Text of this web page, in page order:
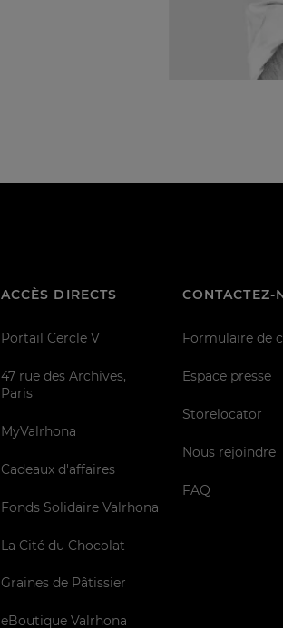
ACCÈS DIRECTS
Portail Cercle V
47 rue des Archives,
Paris
MyValrhona
Cadeaux d'affaires
Fonds Solidaire Valrhona
La Cité du Chocolat
Graines de Pâtissier
eBoutique Valrhona
CONTACTEZ-
Formulaire de
Espace presse
Storelocator
Nous rejoindre
FAQ